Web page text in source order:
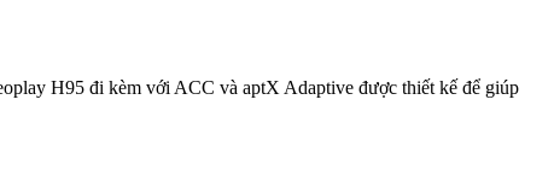
H95 đi kèm với ACC và aptX Adaptive được thiết kế để giúp